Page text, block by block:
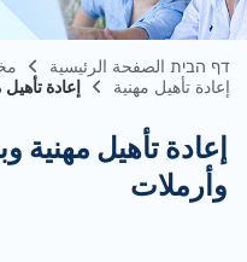
דף הבית الصفحة الرئيسية
إعادة تأهيل مهنية
إعادة تأهيل
إعادة تأهيل مهنية
وأرملات